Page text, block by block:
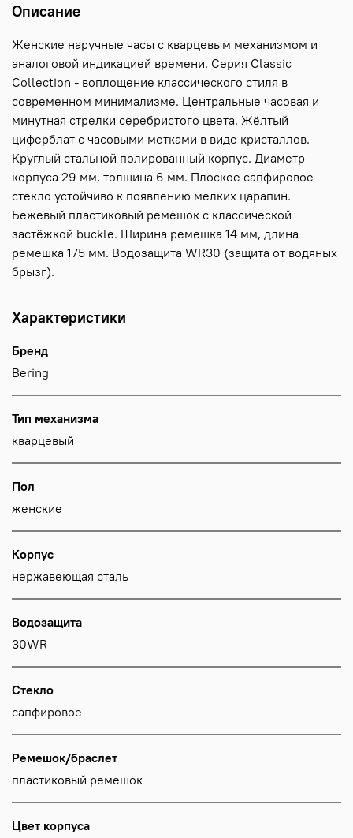
Описание
Женские наручные часы с кварцевым механизмом и
аналоговой индикацией времени. Серия Classic
Collection - воплощение классического стиля в
современном минимализме. Центральные часовая и
минутная стрелки серебристого цвета. Жёлтый
циферблат с часовыми метками в виде кристаллов.
Круглый стальной полированный корпус. Диаметр
корпуса 29 мм, толщина 6 мм. Плоское сапфировое
стекло устойчиво к появлению мелких царапин.
Бежевый пластиковый ремешок с классической
застёжкой buckle. Ширина ремешка 14 мм, длина
ремешка 175 мм. Водозащита WR30 (защита от водяных
брызг).
Характеристики
Бренд
Bering
Тип механизма
кварцевый
Пол
женские
Корпус
нержавеющая сталь
Водозащита
30WR
Стекло
сапфировое
Ремешок/браслет
пластиковый ремешок
Цвет корпуса